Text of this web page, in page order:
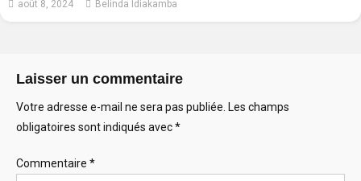
août 8, 2024 Belinda Idiakamba
Laisser un commentaire
Votre adresse e-mail ne sera pas publiée. Les champs
obligatoires sont indiqués avec*
Commentaire *